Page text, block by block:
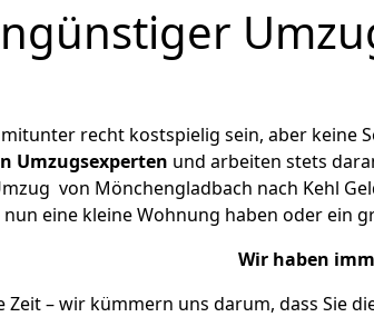
recht kostspielig sein, aber keine
Umzugsexperten und arbeiten stets
von Mönchengladbach nach Kehl
nun eine kleine Wohnung haben oder ein
Wir haben
Zeit – wir kümmern uns darum, dass Sie